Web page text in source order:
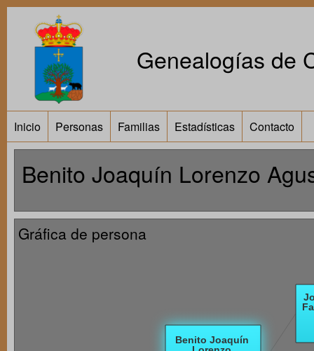
Genealogías de
Inicio Personas Familias Estadísticas Contacto
Benito Joaquín Lorenzo
Gráfica de persona